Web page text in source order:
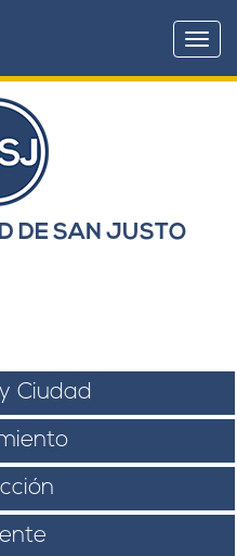
DE SAN JUSTO
Ciudad